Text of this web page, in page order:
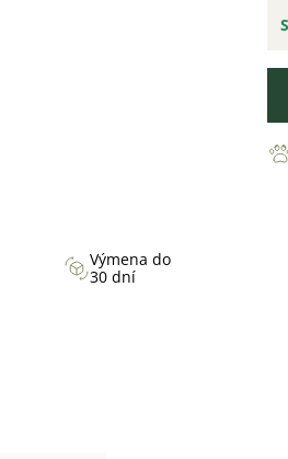
Výmena do
30 dní